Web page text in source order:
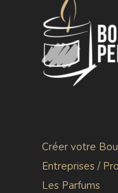
Créer votre
Entreprises /
Les Parfums